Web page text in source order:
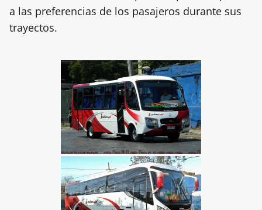
a las preferencias de los pasajeros durante sus
trayectos.